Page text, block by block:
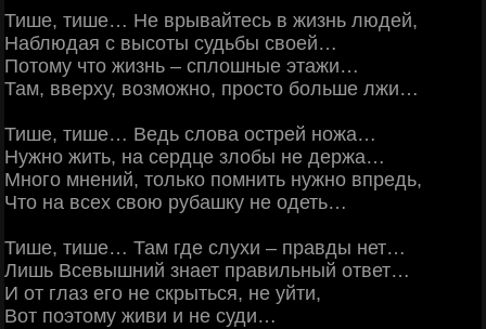
Тише, тише… Не врывайтесь в жизнь людей,
Наблюдая с высоты судьбы своей…
Потому что жизнь – сплошные этажи…
Там, вверху, возможно, просто больше лжи…
Тише, тише… Ведь слова острей ножа…
Нужно жить, на сердце злобы не держа…
Много мнений, только помнить нужно впредь,
Что на всех свою рубашку не одеть…
Тише, тише… Там где слухи – правды нет…
Лишь Всевышний знает правильный ответ…
И от глаз его не скрыться, не уйти,
Вот поэтому живи и не суди…